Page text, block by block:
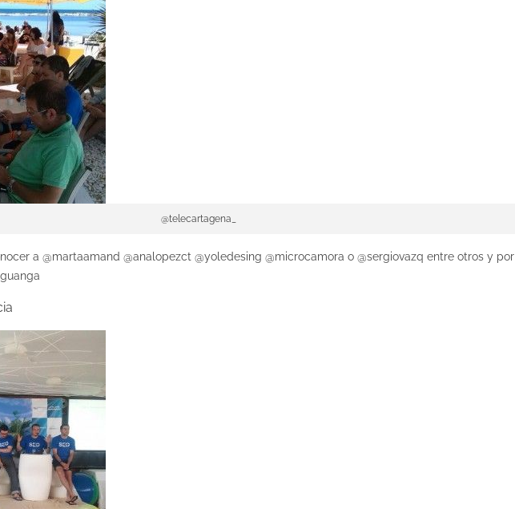
@telecartagena_
a @martaamand @analopezct @yoledesing @microcamora o @sergiovazq entre otros y por